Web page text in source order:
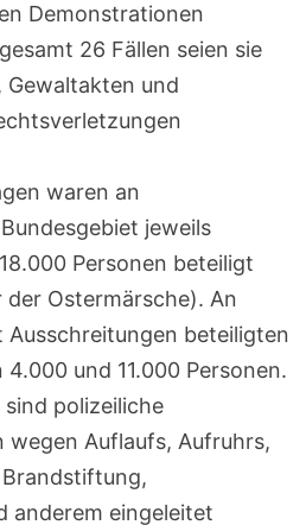
Demonstrationen
26 Fällen seien sie
Gewaltakten und
waren an
jeweils
Personen beteiligt
der Ostermärsche). An
beteiligten
und 11.000 Personen.
sind polizeiliche
Auflaufs, Aufruhrs,
anderem eingeleitet